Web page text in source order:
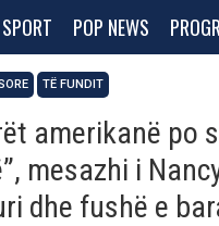
SPORT POP NEWS
TË FUNDIT
amerikanë po
mesazhi i
dhe fushë e